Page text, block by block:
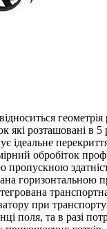
які розташовані в 5
ідеальне
обробіток
пропускною
горизонтальною
при
поля, та в разі